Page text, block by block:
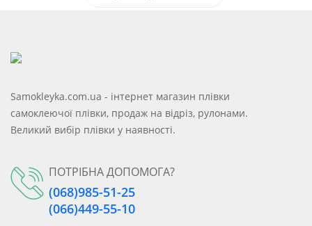
Samokleyka.com.ua - інтернет магазин плівки
самоклеючої плівки, продаж на відріз, рулонами.
Великий вибір плівки у наявності.
ПОТРІБНА ДОПОМОГА?
(068)985-51-25
(066)449-55-10